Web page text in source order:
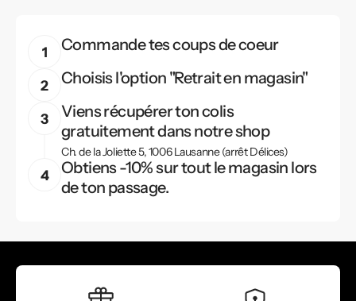
Commande tes coups de coeur
Choisis l'option "Retrait en magasin"
Viens récupérer ton colis
gratuitement dans notre shop
Ch. de la Joliette 5, 1006 Lausanne (arrêt Délices)
Obtiens -10% sur tout le magasin lors
de ton passage.